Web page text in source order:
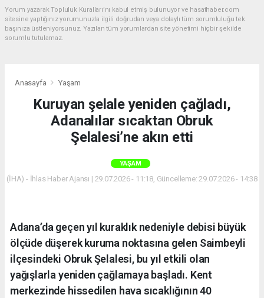
Yorum yazarak Topluluk Kuralları’nı kabul etmiş bulunuyor ve hasathaber.com
sitesine yaptığınız yorumunuzla ilgili doğrudan veya dolaylı tüm sorumluluğu tek
başınıza üstleniyorsunuz. Yazılan tüm yorumlardan site yönetimi hiçbir şekilde
sorumlu tutulamaz.
Anasayfa Yaşam
Kuruyan şelale yeniden çağladı,
Adanalılar sıcaktan Obruk
Şelalesi’ne akın etti
YAŞAM
(İHA) - İhlas Haber Ajansı | 29.07.2026 - 11:18, Güncelleme: 29.07.2026 - 14:38
Adana’da geçen yıl kuraklık nedeniyle debisi büyük
ölçüde düşerek kuruma noktasına gelen Saimbeyli
ilçesindeki Obruk Şelalesi, bu yıl etkili olan
yağışlarla yeniden çağlamaya başladı. Kent
merkezinde hissedilen hava sıcaklığının 40